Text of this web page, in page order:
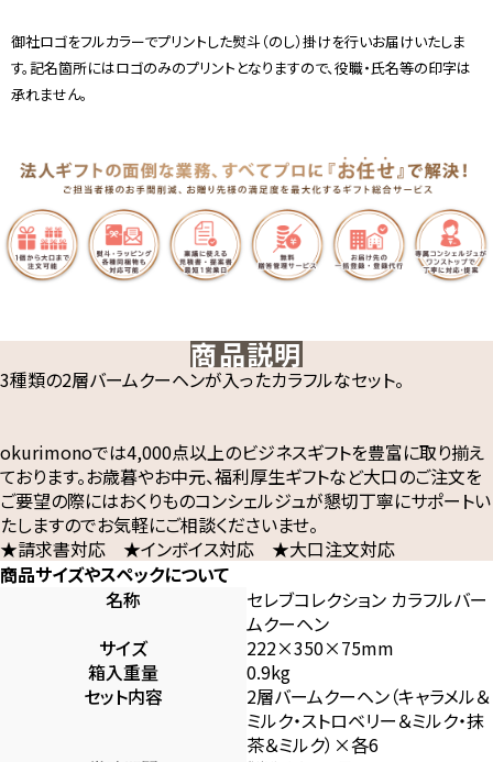
御社ロゴをフルカラーでプリントした熨斗（のし）掛けを行いお届けいたしま
す。記名箇所にはロゴのみのプリントとなりますので、役職・氏名等の印字は
承れません。
商品説明
3種類の2層バームクーヘンが入ったカラフルなセット。
okurimonoでは4,000点以上のビジネスギフトを豊富に取り揃え
ております。お歳暮やお中元、福利厚生ギフトなど大口のご注文を
ご要望の際にはおくりものコンシェルジュが懇切丁寧にサポートい
たしますのでお気軽にご相談くださいませ。
★請求書対応 ★インボイス対応 ★大口注文対応
商品サイズやスペックについて
名称
セレブコレクション カラフルバー
ムクーヘン
サイズ
222×350×75mm
箱入重量
0.9kg
セット内容
2層バームクーヘン（キャラメル＆
ミルク・ストロベリー＆ミルク・抹
茶＆ミルク）×各6